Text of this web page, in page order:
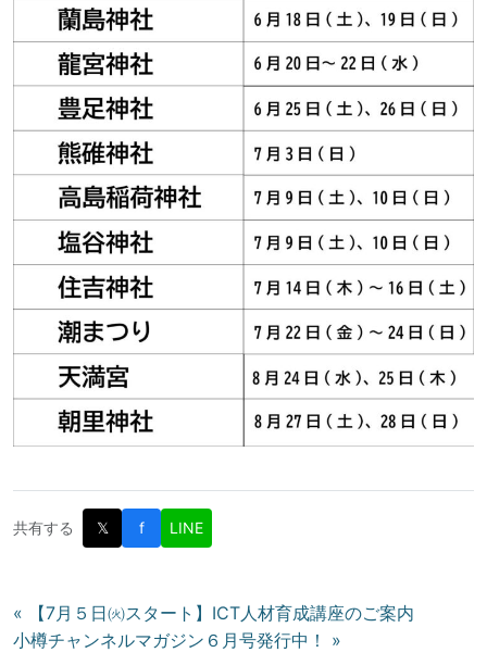
共有する 𝕏 f LINE
投
稿
« 【7月５日㈫スタート】ICT人材育成講座のご案内
小樽チャンネルマガジン６月号発行中！ »